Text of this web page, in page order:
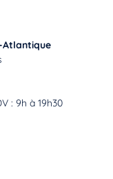
Atlantique
: 9h à 19h30